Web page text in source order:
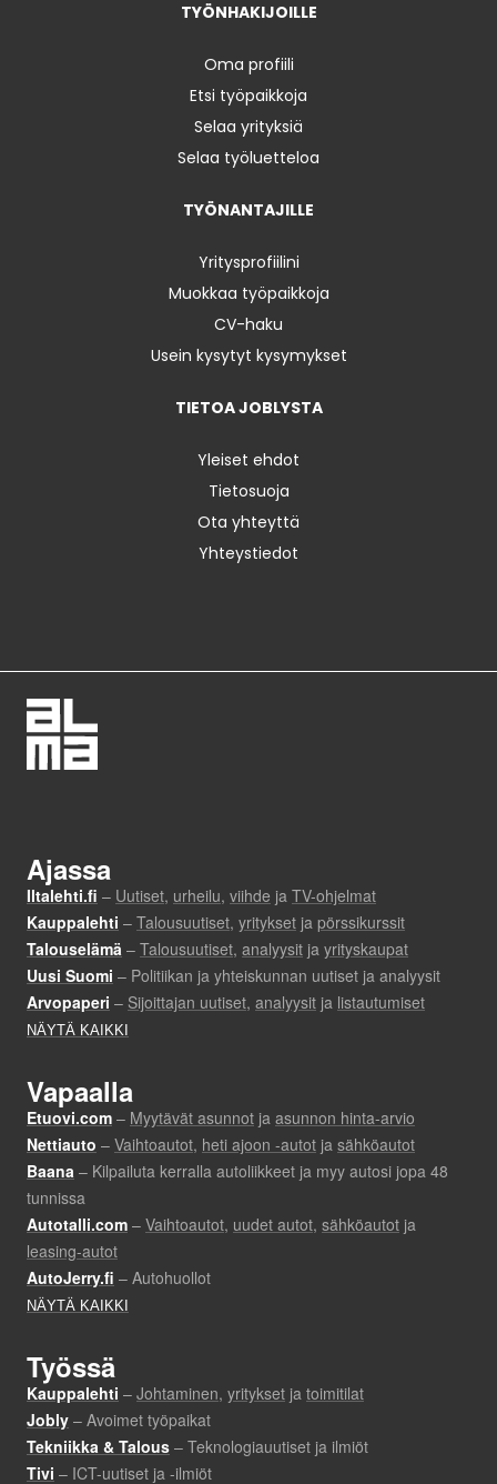
TYÖNHAKIJOILLE
Oma profiili
Etsi työpaikkoja
Selaa yrityksiä
Selaa työluetteloa
TYÖNANTAJILLE
Yritysprofiilini
Muokkaa työpaikkoja
CV-haku
Usein kysytyt kysymykset
TIETOA JOBLYSTA
Yleiset ehdot
Tietosuoja
Ota yhteyttä
Yhteystiedot